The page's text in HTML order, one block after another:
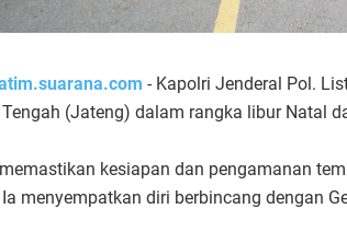
- Kapolri Jenderal Pol.
(Jateng) dalam rangka libur Natal
kesiapan dan pengamanan
menyempatkan diri berbincang dengan